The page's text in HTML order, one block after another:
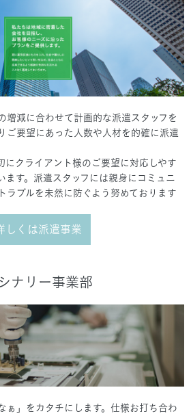
増減に合わせて計画的な派遣スタッフを
ご要望にあった人数や人材を的確に派遣
にクライアント様のご要望に対応しやす
ます。派遣スタッフには親身にコミュニ
ラブルを未然に防ぐよう努めております
しくは派遣事業
ナリー事業部
ぁ」をカタチにします。仕様お打ち合わ